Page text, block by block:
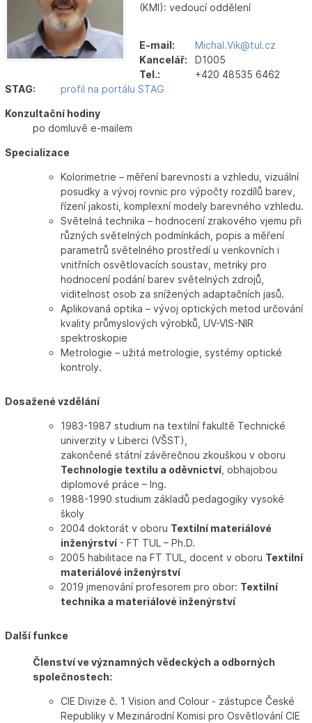
(KMI): vedoucí oddělení
E-mail:
Michal.Vik@tul.cz
Kancelář:
D1005
Tel.:
+420 48535 6462
STAG:
profil na portálu STAG
Konzultační hodiny
po domluvě e-mailem
Specializace
Kolorimetrie – měření barevnosti a vzhledu, vizuální
posudky a vývoj rovnic pro výpočty rozdílů barev,
řízení jakosti, komplexní modely barevného vzhledu.
Světelná technika – hodnocení zrakového vjemu při
různých světelných podmínkách, popis a měření
parametrů světelného prostředí u venkovních i
vnitřních osvětlovacích soustav, metriky pro
hodnocení podání barev světelných zdrojů,
viditelnost osob za snížených adaptačních jasů.
Aplikovaná optika – vývoj optických metod určování
kvality průmyslových výrobků, UV-VIS-NIR
spektroskopie
Metrologie – užitá metrologie, systémy optické
kontroly.
Dosažené vzdělání
1983-1987 studium na textilní fakultě Technické
univerzity v Liberci (VŠST),
zakončené státní závěrečnou zkouškou v oboru
Technologie textilu a oděvnictví, obhajobou
diplomové práce – Ing.
1988-1990 studium základů pedagogiky vysoké
školy
2004 doktorát v oboru Textilní materiálové
inženýrství- FT TUL – Ph.D.
2005 habilitace na FT TUL, docent v oboru Textilní
materiálové inženýrství
2019 jmenování profesorem pro obor: Textilní
technika a materiálové inženýrství
Další funkce
Členství ve významných vědeckých a odborných
společnostech:
CIE Divize č. 1 Vision and Colour - zástupce České
Republiky v Mezinárodní Komisi pro Osvětlování CIE